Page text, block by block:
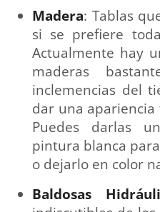
Madera: Tablas
si se prefiere
Actualmente hay
maderas
inclemencias del
dar una apariencia
Puedes darlas
pintura blanca
o dejarlo en color
Baldosas